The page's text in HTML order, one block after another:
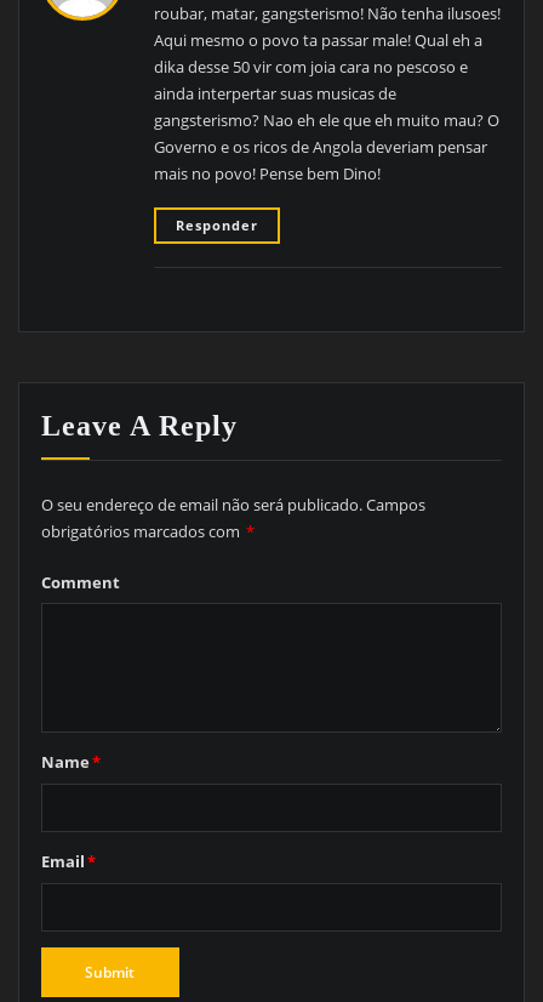
roubar, matar, gangsterismo! Não tenha ilusoes!
Aqui mesmo o povo ta passar male! Qual eh a
dika desse 50 vir com joia cara no pescoso e
ainda interpertar suas musicas de
gangsterismo? Nao eh ele que eh muito mau? O
Governo e os ricos de Angola deveriam pensar
mais no povo! Pense bem Dino!
Responder
Leave A Reply
O seu endereço de email não será publicado.Campos
obrigatórios marcados com *
Comment
Name*
Email*